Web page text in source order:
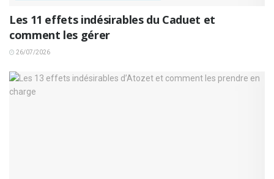
Les 11 effets indésirables du Caduet et
comment les gérer
26/07/2026